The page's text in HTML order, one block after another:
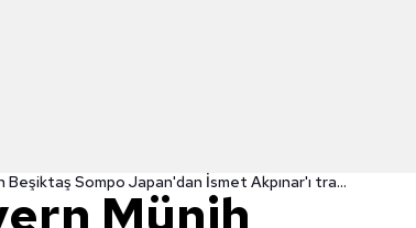
Son dakika: Bayern Münih Beşiktaş Sompo Japan'dan İsmet Akpınar'ı transfer etti
Münih